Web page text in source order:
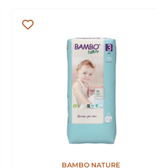
BAMBO NATURE